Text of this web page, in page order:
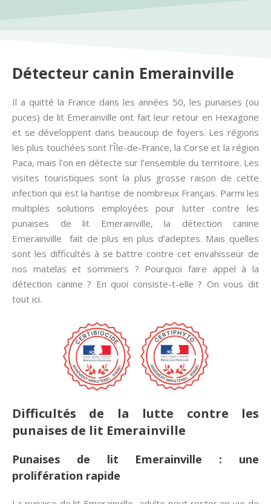
Détecteur canin Emerainville
Il a quitté la France dans les années 50, les punaises (ou
puces) de lit Emerainville ont fait leur retour en Hexagone
et se développent dans beaucoup de foyers. Les régions
les plus touchées sont l’Île-de-France, la Corse et la région
Paca, mais l’on en détecte sur l’ensemble du territoire. Les
visites touristiques sont la plus grosse raison de cette
infection qui est la hantise de nombreux Français. Parmi les
multiples solutions employées pour lutter contre les
punaises de lit Emerainville, la détection canine
Emerainville fait de plus en plus d’adeptes. Mais quelles
sont les difficultés à se battre contre cet envahisseur de
nos matelas et sommiers ? Pourquoi faire appel à la
détection canine ? En quoi consiste-t-elle ? On vous dit
tout ici.
Difficultés de la lutte contre les
punaises de lit Emerainville
Punaises de lit Emerainville : une
prolifération rapide